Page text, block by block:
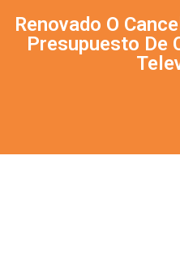
Renovado O
Presupuesto De